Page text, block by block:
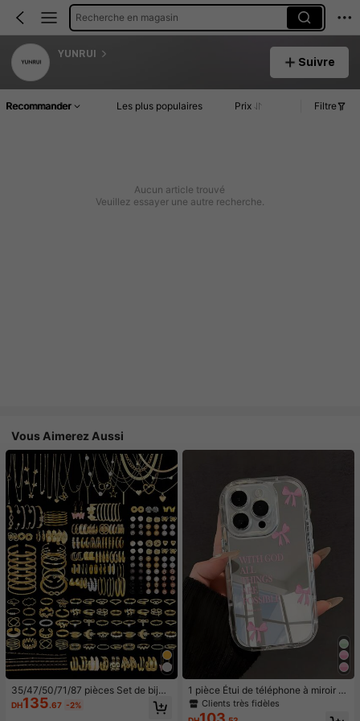
Recherche en magasin
YUNRUI
Suivre
Recommander Les plus populaires Prix Filtre
Aucun article trouvé
Veuillez essayer une autre recherche.
Vous Aimerez Aussi
35/47/50/71/87 pièces Set de bijou
x style bohème, comprenant des bo
ucles d'oreilles, colliers, bagues, br
DH135.67 -2%
1 pièce Étui de téléphone à miroir ro
se minimaliste, style fille avec motif
nœud papillon, slogan religieux. Étu
Clients très fidèles